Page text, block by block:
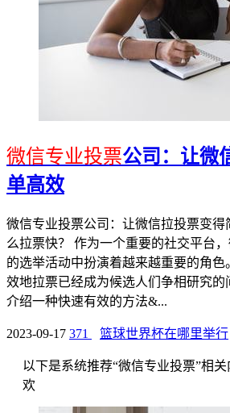
微信专业投票公司：让微
单高效
微信专业投票公司：让微信拉投票变得
么拉票快？ 作为一个重要的社交平台
的选举活动中扮演着越来越重要的角
效地拉票已经成为候选人们争相研究
介绍一种快速有效的方法&...
2023-09-17 371 篮球世界杯在哪里举行
以下是系统推荐“微信专业投票”相
欢